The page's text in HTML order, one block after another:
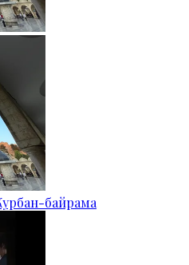
байрама